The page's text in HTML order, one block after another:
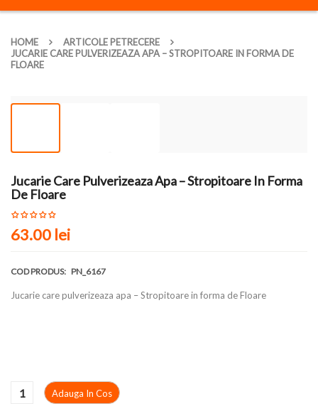
HOME
ARTICOLE PETRECERE
JUCARIE CARE PULVERIZEAZA APA – STROPITOARE IN FORMA DE
FLOARE
Jucarie Care Pulverizeaza Apa – Stropitoare In Forma
De Floare
63.00 lei
COD PRODUS: PN_6167
Jucarie care pulverizeaza apa – Stropitoare in forma de Floare
Adauga In Cos